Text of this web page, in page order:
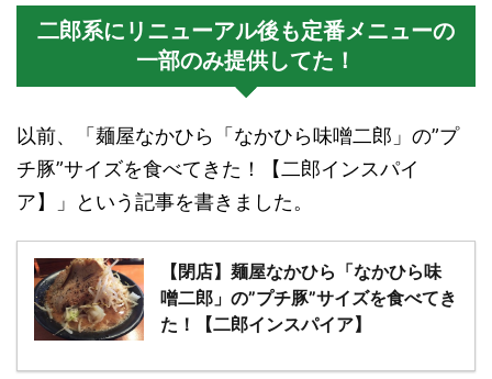
二郎系にリニューアル後も定番メニューの
一部のみ提供してた！
以前、「麺屋なかひら「なかひら味噌二郎」の”プ
チ豚”サイズを食べてきた！【二郎インスパイ
ア】」という記事を書きました。
【閉店】麺屋なかひら「なかひら味
噌二郎」の”プチ豚”サイズを食べてき
た！【二郎インスパイア】